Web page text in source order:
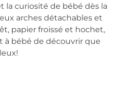
la curiosité de bébé dès la
arches détachables et
papier froissé et hochet,
à bébé de découvrir que